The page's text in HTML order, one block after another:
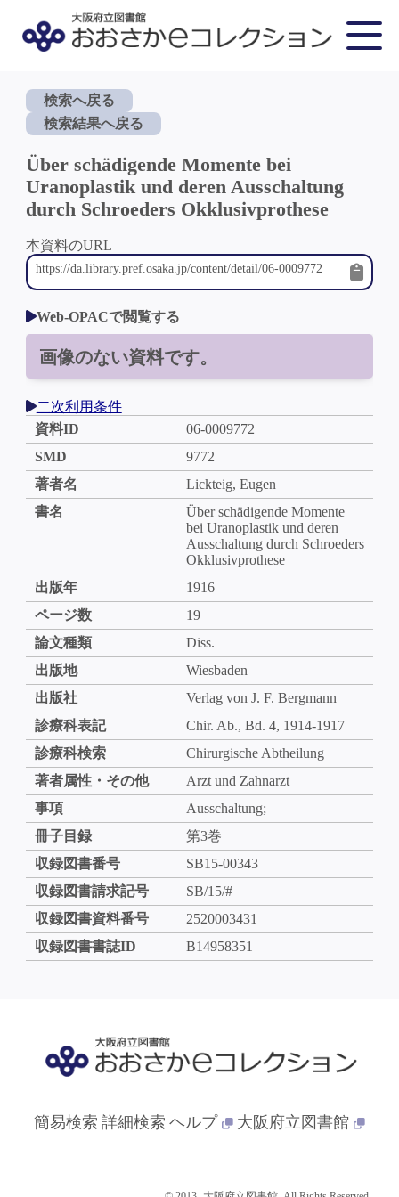
検索へ戻る
検索結果へ戻る
Über schädigende Momente bei
Uranoplastik und deren Ausschaltung
durch Schroeders Okklusivprothese
本資料のURL
Web-OPACで閲覧する
画像のない資料です。
二次利用条件
資料ID
06-0009772
SMD
9772
著者名
Lickteig, Eugen
書名
Über schädigende Momente
bei Uranoplastik und deren
Ausschaltung durch Schroeders
Okklusivprothese
出版年
1916
ページ数
19
論文種類
Diss.
出版地
Wiesbaden
出版社
Verlag von J. F. Bergmann
診療科表記
Chir. Ab., Bd. 4, 1914-1917
診療科検索
Chirurgische Abtheilung
著者属性・その他
Arzt und Zahnarzt
事項
Ausschaltung;
冊子目録
第3巻
収録図書番号
SB15-00343
収録図書請求記号
SB/15/#
収録図書資料番号
2520003431
収録図書書誌ID
B14958351
簡易検索 詳細検索 ヘルプ 大阪府立図書館